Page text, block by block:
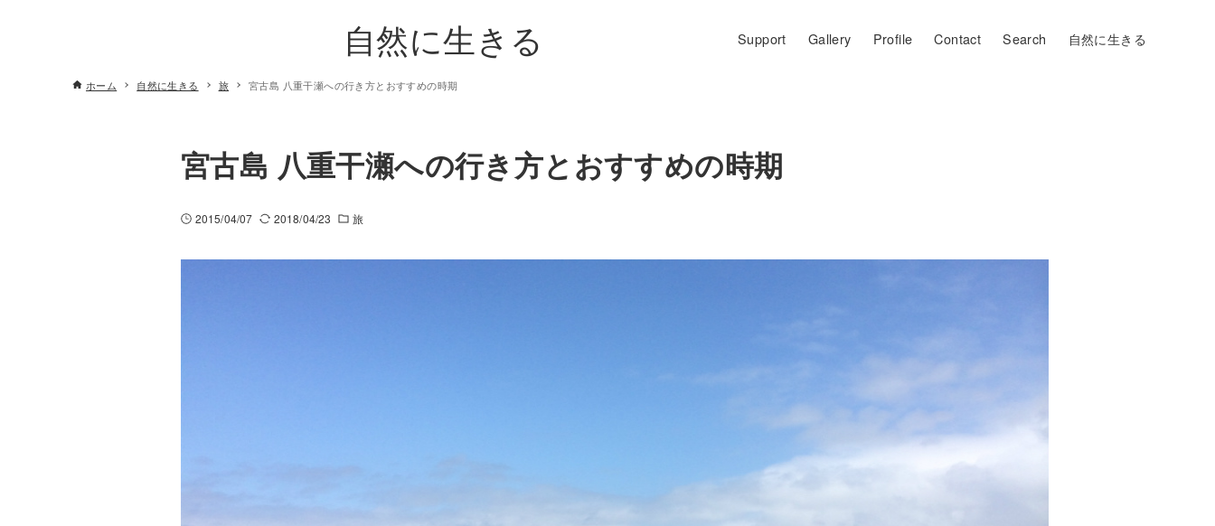
自然に生きる Support Gallery Profile Contact Search 自然に生きる
ホーム 自然に生きる 旅 宮古島 八重干瀬への行き方とおすすめの時期
宮古島 八重干瀬への行き方とおすすめの時期
2015/04/07 2018/04/23 旅